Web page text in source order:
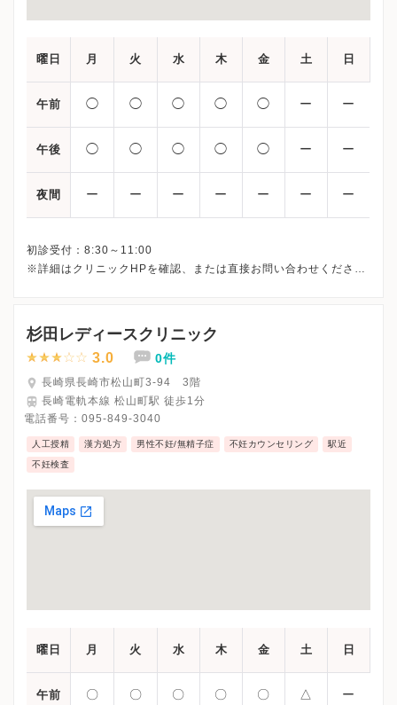
曜日 月 火 水 木 金 土 日
午前 ◯ ◯ ◯ ◯ ◯ ー ー
午後 ◯ ◯ ◯ ◯ ◯ ー ー
夜間 ー ー ー ー ー ー ー
初診受付：8:30～11:00
※詳細はクリニックHPを確認、または直接お問い合わせくださ
杉田レディースクリニック
3.0 0件
長崎県長崎市松山町3-94 3階
長崎電軌本線 松山町駅 徒歩1分
電話番号： 095-849-3040
人工授精 漢方処方 男性不妊/無精子症 不妊カウンセリング 駅近
不妊検査
曜日 月 火 水 木 金 土 日
午前 〇 〇 〇 〇 〇 △ ー